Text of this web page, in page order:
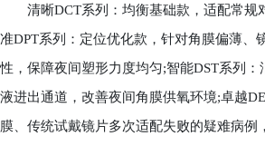
清晰DCT系列：均衡基础款，适配常规
准DPT系列：定位优化款，针对角膜偏薄、
性，保障夜间塑形力度均匀;智能DST系列
液进出通道，改善夜间角膜供氧环境;卓越
膜、传统试戴镜片多次适配失败的疑难病